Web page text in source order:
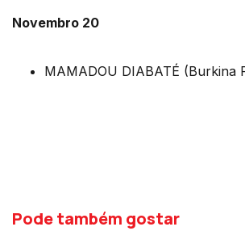
Novembro 20
MAMADOU DIABATÉ (Burkina
Pode também gostar